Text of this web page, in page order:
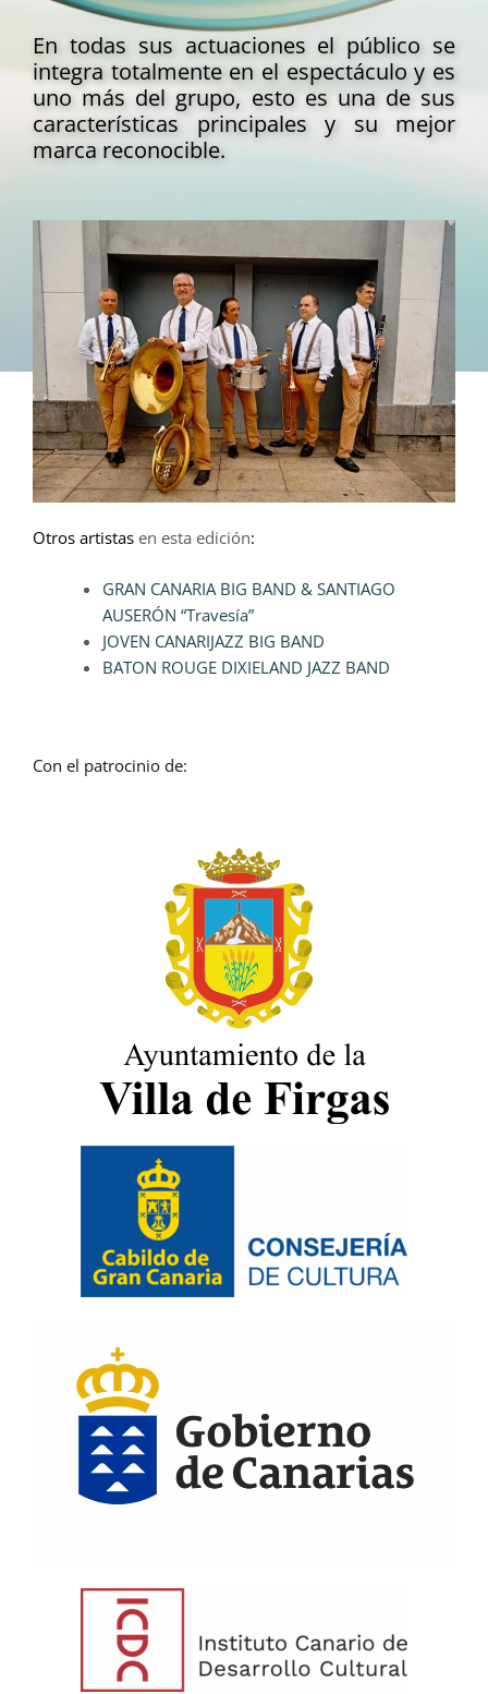
En todas sus actuaciones el público se
integra totalmente en el espectáculo y es
uno más del grupo, esto es una de sus
características principales y su mejor
marca reconocible.
Otros artistas en esta edición:
GRAN CANARIA BIG BAND & SANTIAGO
AUSERÓN “Travesía”
JOVEN CANARIJAZZ BIG BAND
BATON ROUGE DIXIELAND JAZZ BAND
Con el patrocinio de: